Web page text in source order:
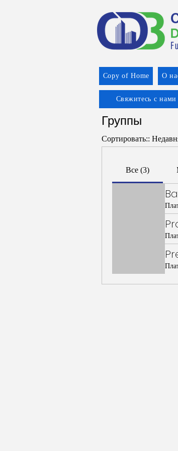
Copy of Home О
Свяжитесь с нами
Группы
Сортировать::
Все (3)